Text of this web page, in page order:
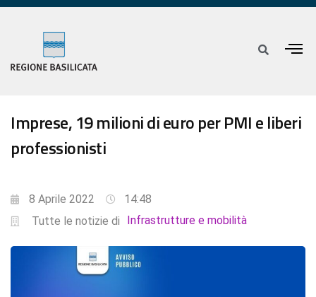
Imprese, 19 milioni di euro per PMI e liberi
professionisti
8 Aprile 2022
14:48
Tutte le notizie di
Infrastrutture e mobilità